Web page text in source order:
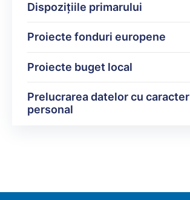
Dispoziţiile primarului
Proiecte fonduri europene
Proiecte buget local
Prelucrarea datelor cu caracter
personal